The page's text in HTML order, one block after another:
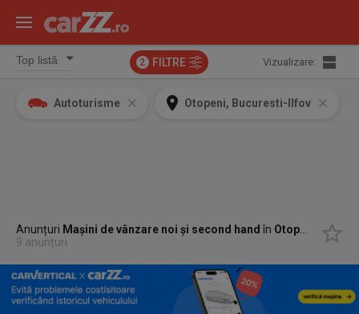
2 FILTRE Vizualizare:
Autoturisme Otopeni, Bucuresti-Ilfov
Anunțuri Mașini de vânzare noi și second hand în Otopeni, Bucuresti-Ilfov
9 anunțuri